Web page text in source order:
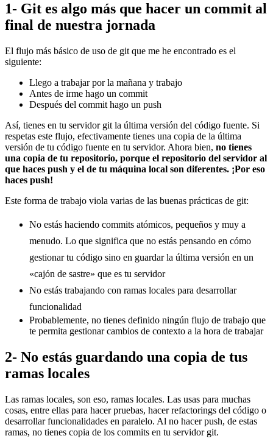
1- Git es algo más que hacer un commit al
final de nuestra jornada
El flujo más básico de uso de git que me he encontrado es el
siguiente:
Llego a trabajar por la mañana y trabajo
Antes de irme hago un commit
Después del commit hago un push
Así, tienes en tu servidor git la última versión del código fuente. Si
respetas este flujo, efectivamente tienes una copia de la última
versión de tu código fuente en tu servidor. Ahora bien, no tienes
una copia de tu repositorio, porque el repositorio del servidor al
que haces push y el de tu máquina local son diferentes. ¡Por eso
haces push!
Este forma de trabajo viola varias de las buenas prácticas de git:
No estás haciendo commits atómicos, pequeños y muy a
menudo. Lo que significa que no estás pensando en cómo
gestionar tu código sino en guardar la última versión en un
«cajón de sastre» que es tu servidor
No estás trabajando con ramas locales para desarrollar
funcionalidad
Probablemente, no tienes definido ningún flujo de trabajo que
te permita gestionar cambios de contexto a la hora de trabajar
2- No estás guardando una copia de tus
ramas locales
Las ramas locales, son eso, ramas locales. Las usas para muchas
cosas, entre ellas para hacer pruebas, hacer refactorings del código o
desarrollar funcionalidades en paralelo. Al no hacer push, de estas
ramas, no tienes copia de los commits en tu servidor git.